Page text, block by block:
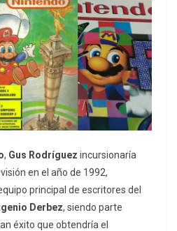
, Gus Rodríguez incursionaría
en el año de 1992,
principal de escritores del
Derbez, siendo parte
éxito que obtendría el